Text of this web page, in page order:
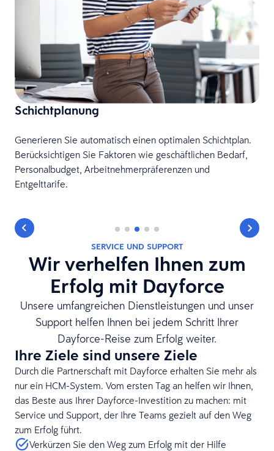
Schichtplanung
Generieren Sie automatisch einen optimalen Schichtplan.
Berücksichtigen Sie Faktoren wie geschäftlichen Bedarf,
Personalbudget, Arbeitnehmerpräferenzen und
Entgelttarife.
SERVICE UND SUPPORT
Wir verhelfen Ihnen zum
Erfolg mit Dayforce
Unsere umfangreichen Dienstleistungen und unser
Support helfen Ihnen bei jedem Schritt Ihrer
Dayforce-Reise zum Erfolg weiter.
Ihre Ziele sind unsere Ziele
Durch die Partnerschaft mit Dayforce erhalten Sie mehr als
nur ein HCM-System. Vom ersten Tag an helfen wir Ihnen,
das Beste aus Ihrer Dayforce-Investition zu machen: mit
Service und Support, der Ihre Teams gezielt auf den Weg
zum Erfolg führt.
Verkürzen Sie den Weg zum Erfolg mit der Hilfe